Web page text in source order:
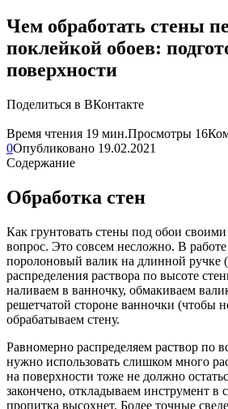
Чем обработать стены
поклейкой обоев:
поверхности
Поделиться в ВКонтакте
Время чтения 19 мин.Просмотры 16
0Опубликовано 19.02.2021
Содержание
Обработка стен
Как грунтовать стены под обои
вопрос. Это совсем несложно. В работе
поролоновый валик на длинной ручке
распределения раствора по высоте
наливаем в ванночку, обмакиваем
решетчатой стороне ванночки (чтобы
обрабатываем стену.
Равномерно распределяем раствор по
нужно использовать слишком много
на поверхности тоже не должно
закончено, откладываем инструмент в
пропитка высохнет. Более точные